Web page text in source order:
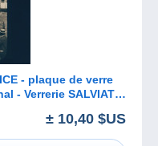
- plaque de verre
- Verrerie SALVIATI
± 10,40 $US